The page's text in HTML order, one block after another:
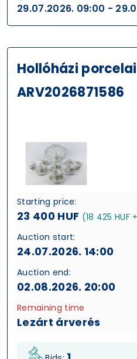
29.07.2026. 09:00 -
Hollóházi
ARV2026871586
Starting price:
23 400 HUF (18 425 HUF
Auction start:
24.07.2026. 14:00
Auction end:
02.08.2026. 20:00
Remaining time
Lezárt árverés